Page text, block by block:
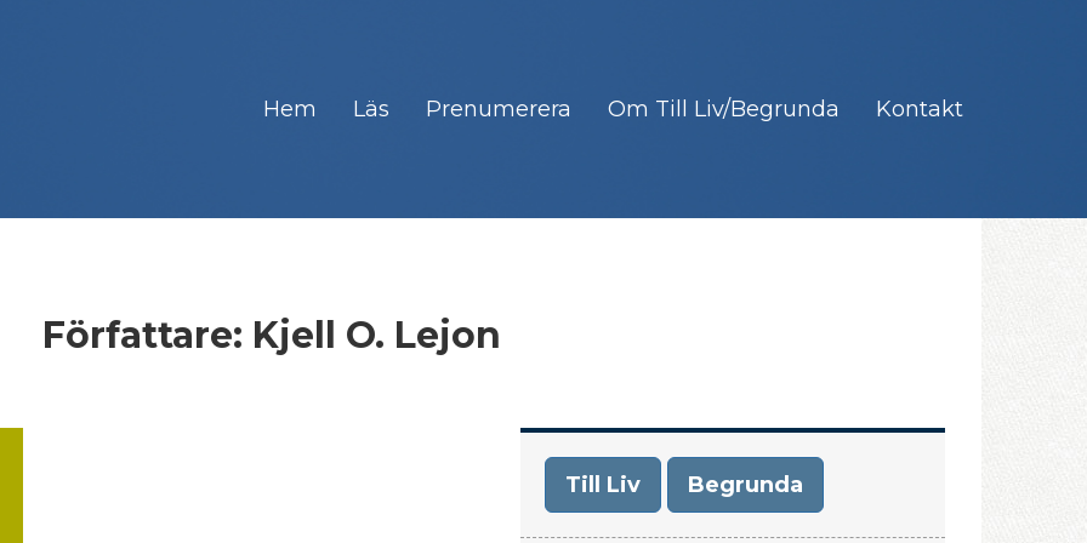
Hem Läs Prenumerera Om Till Liv/Begrunda Kontakt
Författare: Kjell O. Lejon
Till Liv Begrunda